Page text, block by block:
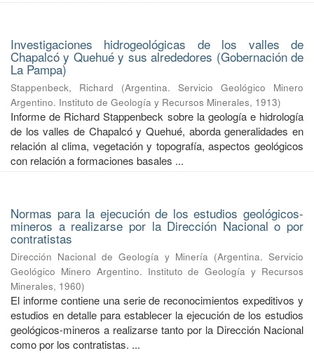
Investigaciones hidrogeológicas de los valles de
Chapalcó y Quehué y sus alrededores (Gobernación de
La Pampa)
Stappenbeck, Richard (Argentina. Servicio Geológico Minero
Argentino. Instituto de Geología y Recursos Minerales, 1913)
Informe de Richard Stappenbeck sobre la geología e hidrología
de los valles de Chapalcó y Quehué, aborda generalidades en
relación al clima, vegetación y topografía, aspectos geológicos
con relación a formaciones basales ...
Normas para la ejecución de los estudios geológicos-
mineros a realizarse por la Dirección Nacional o por
contratistas
Dirección Nacional de Geología y Minería (Argentina. Servicio
Geológico Minero Argentino. Instituto de Geología y Recursos
Minerales, 1960)
El informe contiene una serie de reconocimientos expeditivos y
estudios en detalle para establecer la ejecución de los estudios
geológicos-mineros a realizarse tanto por la Dirección Nacional
como por los contratistas. ...